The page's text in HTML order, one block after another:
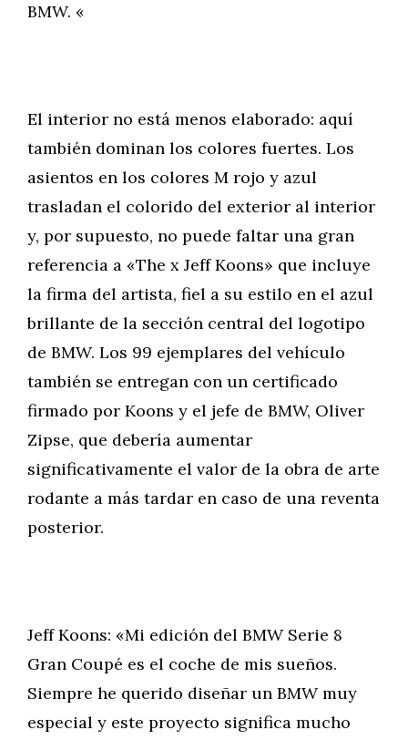
BMW. «
El interior no está menos elaborado: aquí
también dominan los colores fuertes. Los
asientos en los colores M rojo y azul
trasladan el colorido del exterior al interior
y, por supuesto, no puede faltar una gran
referencia a «The x Jeff Koons» que incluye
la firma del artista, fiel a su estilo en el azul
brillante de la sección central del logotipo
de BMW. Los 99 ejemplares del vehículo
también se entregan con un certificado
firmado por Koons y el jefe de BMW, Oliver
Zipse, que debería aumentar
significativamente el valor de la obra de arte
rodante a más tardar en caso de una reventa
posterior.
Jeff Koons: «Mi edición del BMW Serie 8
Gran Coupé es el coche de mis sueños.
Siempre he querido diseñar un BMW muy
especial y este proyecto significa mucho